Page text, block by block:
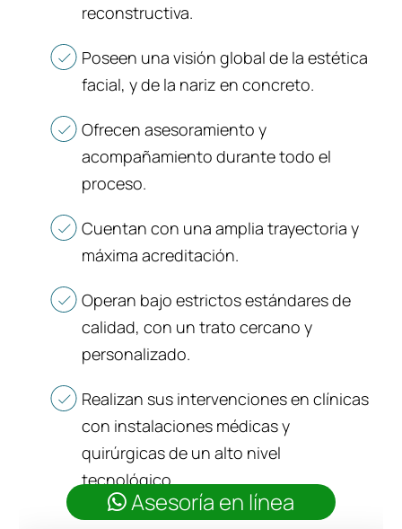
reconstructiva.
Poseen una visión global de la estética
facial, y de la nariz en concreto.
Ofrecen asesoramiento y
acompañamiento durante todo el
proceso.
Cuentan con una amplia trayectoria y
máxima acreditación.
Operan bajo estrictos estándares de
calidad, con un trato cercano y
personalizado.
Realizan sus intervenciones en clínicas
con instalaciones médicas y
quirúrgicas de un alto nivel
tecnológico.
Asesoría en línea